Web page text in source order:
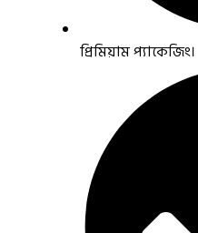
প্রিমিয়াম প্যাকেজিং।